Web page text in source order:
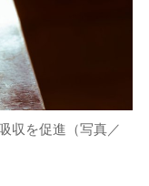
収を促進（写真／